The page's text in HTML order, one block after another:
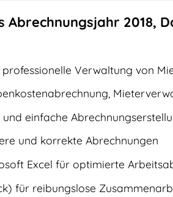
2018,
Verwaltung von
einfache
und korrekte Abrechnungen
Excel für optimierte
für reibungslose